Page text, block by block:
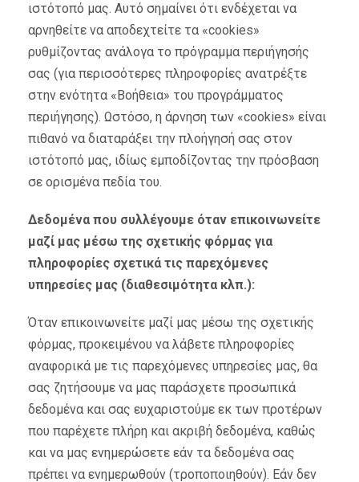
ιστότοπό μας. Αυτό σημαίνει ότι ενδέχεται να
αρνηθείτε να αποδεχτείτε τα «cookies»
ρυθμίζοντας ανάλογα το πρόγραμμα περιήγησής
σας (για περισσότερες πληροφορίες ανατρέξτε
στην ενότητα «Βοήθεια» του προγράμματος
περιήγησης). Ωστόσο, η άρνηση των «cookies» είναι
πιθανό να διαταράξει την πλοήγησή σας στον
ιστότοπό μας, ιδίως εμποδίζοντας την πρόσβαση
σε ορισμένα πεδία του.
Δεδομένα που συλλέγουμε όταν επικοινωνείτε
μαζί μας μέσω της σχετικής φόρμας για
πληροφορίες σχετικά τις παρεχόμενες
υπηρεσίες μας (διαθεσιμότητα κλπ.):
Όταν επικοινωνείτε μαζί μας μέσω της σχετικής
φόρμας, προκειμένου να λάβετε πληροφορίες
αναφορικά με τις παρεχόμενες υπηρεσίες μας, θα
σας ζητήσουμε να μας παράσχετε προσωπικά
δεδομένα και σας ευχαριστούμε εκ των προτέρων
που παρέχετε πλήρη και ακριβή δεδομένα, καθώς
και να μας ενημερώσετε εάν τα δεδομένα σας
πρέπει να ενημερωθούν (τροποποιηθούν). Εάν δεν